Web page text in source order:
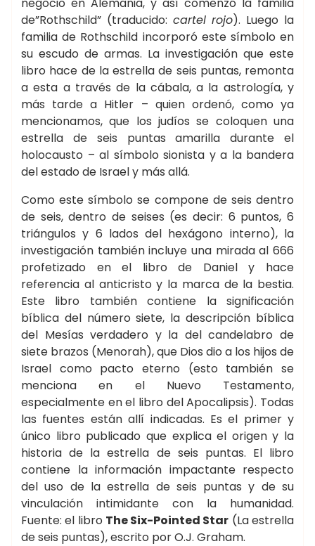
de”Rothschild” (traducido: cartel rojo). Luego la
familia de Rothschild incorporó este símbolo en
su escudo de armas. La investigación que este
libro hace de la estrella de seis puntas, remonta
a esta a través de la cábala, a la astrología, y
más tarde a Hitler – quien ordenó, como ya
mencionamos, que los judíos se coloquen una
estrella de seis puntas amarilla durante el
holocausto – al símbolo sionista y a la bandera
del estado de Israel y más allá.
Como este símbolo se compone de seis dentro
de seis, dentro de seises (es decir: 6 puntos, 6
triángulos y 6 lados del hexágono interno), la
investigación también incluye una mirada al 666
profetizado en el libro de Daniel y hace
referencia al anticristo y la marca de la bestia.
Este libro también contiene la significación
bíblica del número siete, la descripción bíblica
del Mesías verdadero y la del candelabro de
siete brazos (Menorah), que Dios dio a los hijos de
Israel como pacto eterno (esto también se
menciona en el Nuevo Testamento,
especialmente en el libro del Apocalipsis). Todas
las fuentes están allí indicadas. Es el primer y
único libro publicado que explica el origen y la
historia de la estrella de seis puntas. El libro
contiene la información impactante respecto
del uso de la estrella de seis puntas y de su
vinculación intimidante con la humanidad.
Fuente: el libro The Six-Pointed Star (La estrella
de seis puntas), escrito por O.J. Graham.